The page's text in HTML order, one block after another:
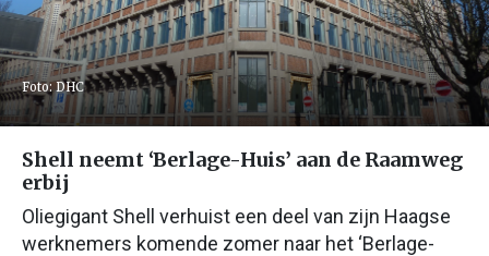
Foto: DHC
Shell neemt ‘Berlage-Huis’ aan de Raamweg
erbij
Oliegigant Shell verhuist een deel van zijn Haagse
werknemers komende zomer naar het ‘Berlage-